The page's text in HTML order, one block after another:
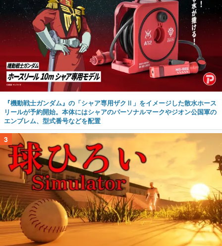
『機動戦士ガンダム』の「シャア専用ザクⅡ」をイメージした散水ホース
リールが予約開始。本体にはシャアのパーソナルマークやジオン公国軍の
エンブレム、型式番号などを配置
野球部の過酷な“補欠”を体験するゲーム『球ひろいSimulator』が「1
件」のウィッシュリストをもとにチェコ語に対応しSNSで話題に。『キン